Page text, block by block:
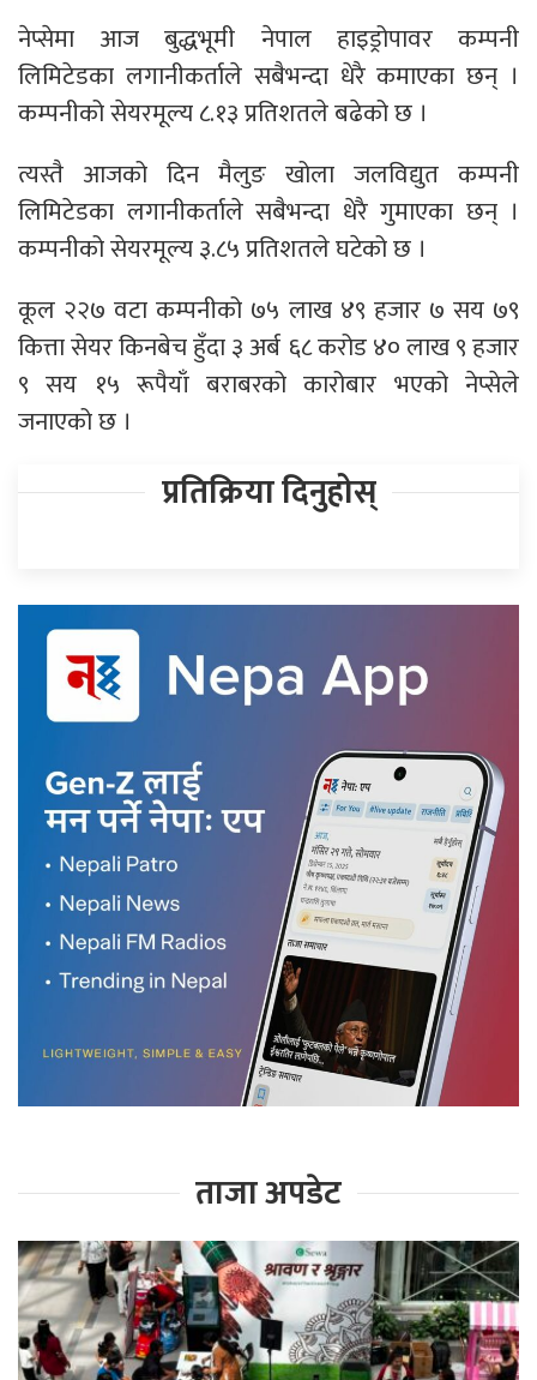
नेप्सेमा आज बुद्धभूमी नेपाल हाइड्रोपावर कम्पनी
लिमिटेडका लगानीकर्ताले सबैभन्दा धेरै कमाएका छन् ।
कम्पनीको सेयरमूल्य ८.१३ प्रतिशतले बढेको छ ।
त्यस्तै आजको दिन मैलुङ खोला जलविद्युत कम्पनी
लिमिटेडका लगानीकर्ताले सबैभन्दा धेरै गुमाएका छन् ।
कम्पनीको सेयरमूल्य ३.८५ प्रतिशतले घटेको छ ।
कूल २२७ वटा कम्पनीको ७५ लाख ४९ हजार ७ सय ७९
कित्ता सेयर किनबेच हुँदा ३ अर्ब ६८ करोड ४० लाख ९ हजार
९ सय १५ रूपैयाँ बराबरको कारोबार भएको नेप्सेले
जनाएको छ ।
प्रतिक्रिया दिनुहोस्
ताजा अपडेट